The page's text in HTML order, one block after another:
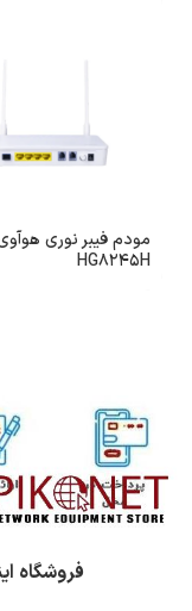
مودم فیبر نوری
HG8245H
فروشگاه